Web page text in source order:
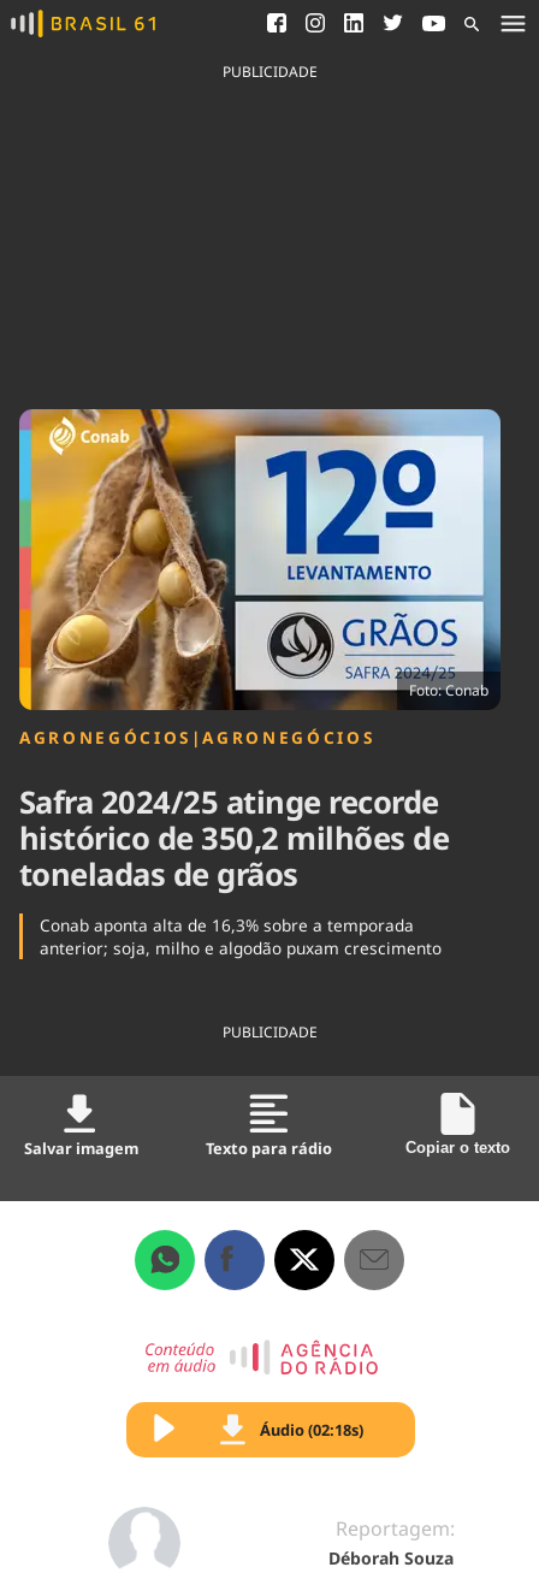
Ver todas as notícias
Saneamento
Indicadores
Agronegócios
Brasil Mineral
Ciência &
Tecnologia
Cinema
Comportamento
Cultura
Economia
Educação
Infraestrutura
Internacional
Meio Ambiente
Podcast
Política
Saúde
Tempo
PUBLICIDADE
Foto: Conab
AGRONEGÓCIOS |AGRONEGÓCIOS
Safra 2024/25 atinge recorde
histórico de 350,2 milhões de
toneladas de grãos
Conab aponta alta de 16,3% sobre a temporada
anterior; soja, milho e algodão puxam crescimento
PUBLICIDADE
Salvar imagem Texto para rádio Copiar o texto
Áudio (02:18s)
Reportagem:
Déborah Souza